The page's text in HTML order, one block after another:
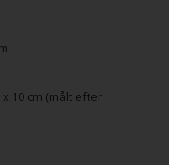
10 cm (målt efter